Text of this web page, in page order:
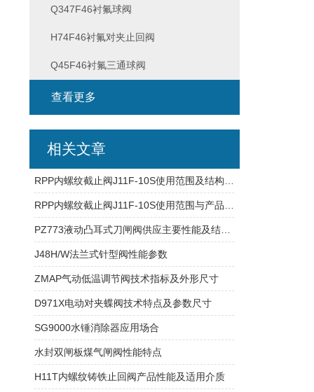
Q347F46衬氟球阀
H74F46衬氟对夹止回阀
Q45F46衬氟三通球阀
查看更多
相关文章
J48H/W法兰式针型阀性能参数
ZMAP气动低温调节阀技术指标及外形尺寸
D971X电动对夹蝶阀技术特点及参数尺寸
SG9000水锤消除器应用场合
水封双闸板煤气闸阀性能特点
H11T内螺纹铸铁止回阀产品性能及适用介质